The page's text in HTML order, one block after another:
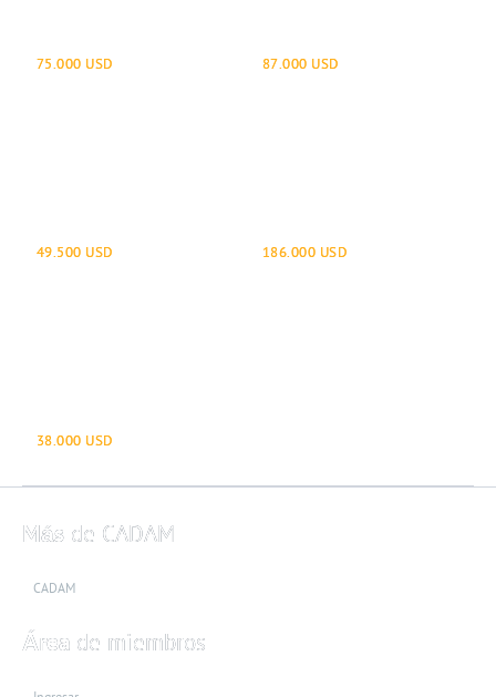
75.000 USD
87.000 USD
49.500 USD
186.000 USD
38.000 USD
Más de CADAM
CADAM
Área de miembros